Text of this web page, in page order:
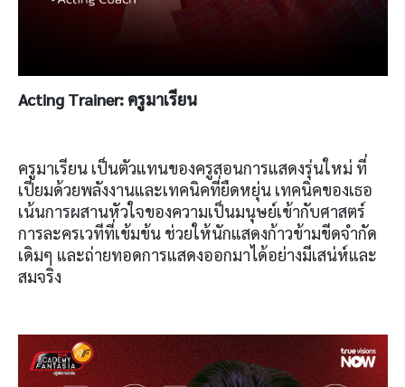
Acting Trainer: ครูมาเรียน
ครูมาเรียน เป็นตัวแทนของครูสอนการแสดงรุ่นใหม่ ที่
เปี่ยมด้วยพลังงานและเทคนิคที่ยืดหยุ่น เทคนิคของเธอ
เน้นการผสานหัวใจของความเป็นมนุษย์เข้ากับศาสตร์
การละครเวทีที่เข้มข้น ช่วยให้นักแสดงก้าวข้ามขีดจำกัด
เดิมๆ และถ่ายทอดการแสดงออกมาได้อย่างมีเสน่ห์และ
สมจริง